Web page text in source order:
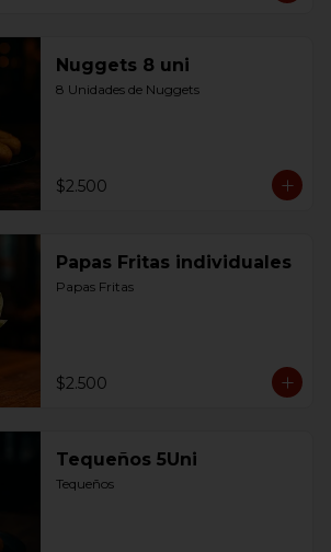
Nuggets 8 uni
8 Unidades de Nuggets
$2.500
Papas Fritas individuales
Papas Fritas
$2.500
Tequeños 5Uni
Tequeños